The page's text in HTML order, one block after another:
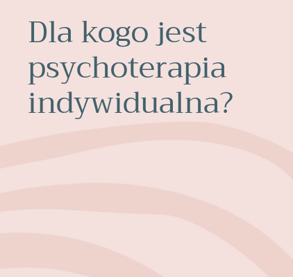
Dla kogo jest
psychoterapia
indywidualna?